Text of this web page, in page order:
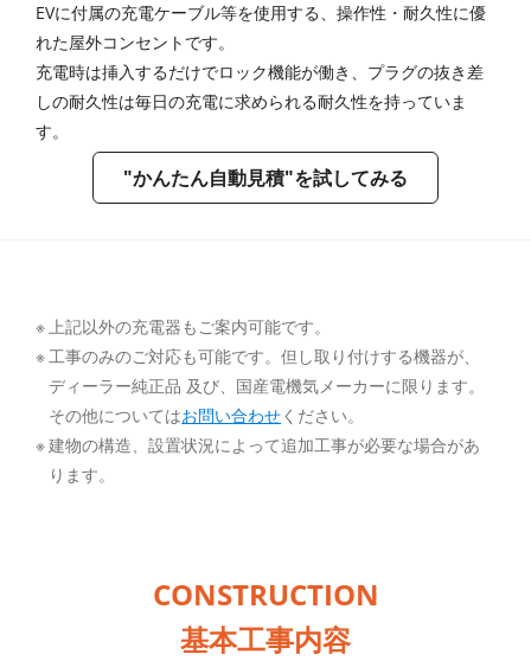
EVに付属の充電ケーブル等を使用する、操作性・耐久性に優
れた屋外コンセントです。
充電時は挿入するだけでロック機能が働き、プラグの抜き差
しの耐久性は毎日の充電に求められる耐久性を持っていま
す。
"かんたん自動見積"を試してみる
上記以外の充電器もご案内可能です。
工事のみのご対応も可能です。但し取り付けする機器が、
ディーラー純正品 及び、国産電機気メーカーに限ります。
その他についてはお問い合わせください。
建物の構造、設置状況によって追加工事が必要な場合があ
ります。
CONSTRUCTION
基本工事内容